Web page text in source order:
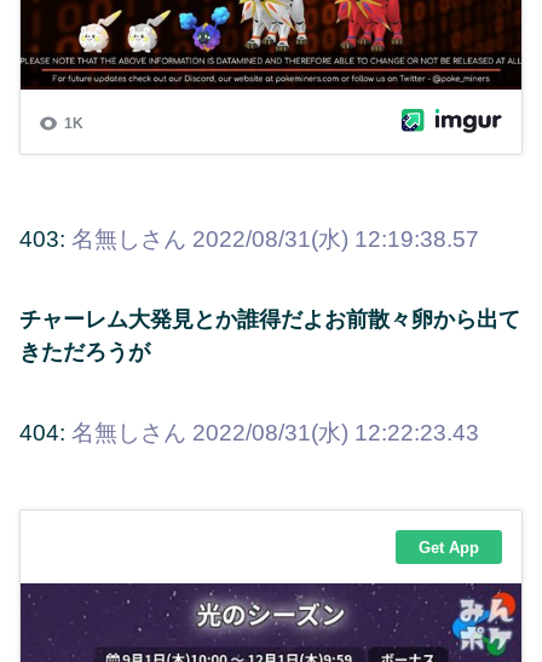
403: 名無しさん 2022/08/31(水) 12:19:38.57
チャーレム大発見とか誰得だよお前散々卵から出て
きただろうが
404: 名無しさん 2022/08/31(水) 12:22:23.43